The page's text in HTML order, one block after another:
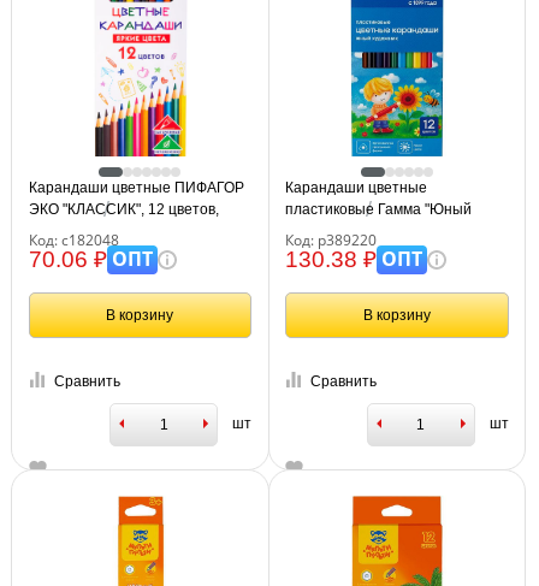
Карандаши цветные ПИФАГОР
ЭКО "КЛАССИК", 12 цветов,
шестигранные, 182048
Код: с182048
70.06 ₽ОПТ
В корзину
Сравнить
шт
Карандаши цветные
пластиковые Гамма "Юный
художник", 12цв., заточен.,
картон. упаковка, европодвес
Код: р389220
130.38 ₽ОПТ
В корзину
Сравнить
шт